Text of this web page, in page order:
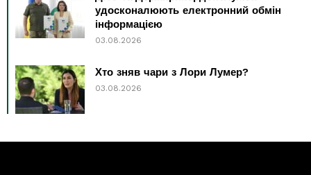
удосконалюють електронний обмін
інформацією
03.08.2026
Хто зняв чари з Лори Лумер?
03.08.2026